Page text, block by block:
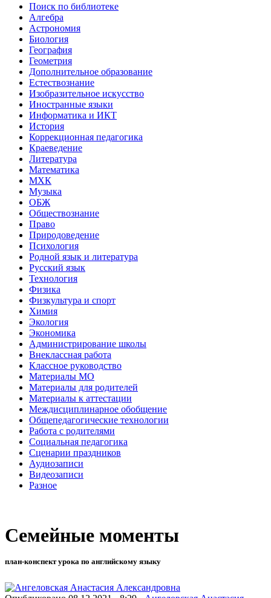
Поиск по библиотеке
Алгебра
Астрономия
Биология
География
Геометрия
Дополнительное образование
Естествознание
Изобразительное искусство
Иностранные языки
Информатика и ИКТ
История
Коррекционная педагогика
Краеведение
Литература
Математика
МХК
Музыка
ОБЖ
Обществознание
Право
Природоведение
Психология
Родной язык и литература
Русский язык
Технология
Физика
Физкультура и спорт
Химия
Экология
Экономика
Администрирование школы
Внеклассная работа
Классное руководство
Материалы МО
Материалы для родителей
Материалы к аттестации
Междисциплинарное обобщение
Общепедагогические технологии
Работа с родителями
Социальная педагогика
Сценарии праздников
Аудиозаписи
Видеозаписи
Разное
Семейные моменты
план-конспект урока по английскому языку